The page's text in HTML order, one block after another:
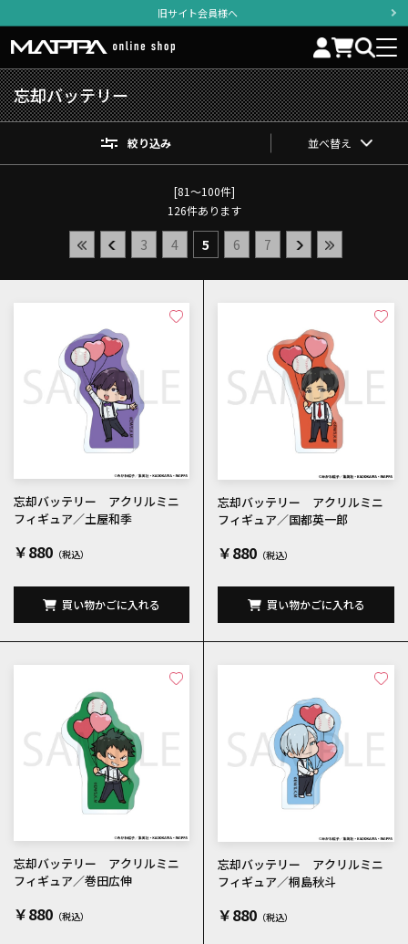
旧サイト会員様へ
忘却バッテリー
絞り込み 並べ替え
[81～100件]
126件あります
3 4 5 6 7
忘却バッテリー アクリルミニ
フィギュア／土屋和季
￥880
買い物かごに入れる
忘却バッテリー アクリルミニ
フィギュア／国都英一郎
￥880
買い物かごに入れる
忘却バッテリー アクリルミニ
フィギュア／巻田広伸
￥880
忘却バッテリー アクリルミニ
フィギュア／桐島秋斗
￥880